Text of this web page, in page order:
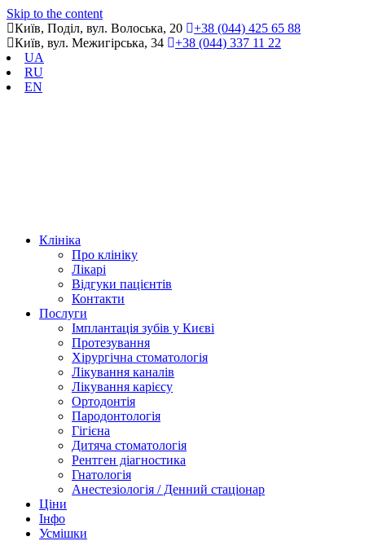
Skip to the content
Київ, Поділ, вул. Волоська, 20
+38 (044) 425 65 88
Київ, вул. Межигірська, 34
+38 (044) 337 11 22
UA
RU
EN
Клініка
Про клініку
Лікарі
Відгуки пацієнтів
Контакти
Послуги
Імплантація зубів у Києві
Протезування
Хірургічна стоматологія
Лікування каналів
Лікування карієсу
Ортодонтія
Пародонтологія
Гігієна
Дитяча стоматологія
Рентген діагностика
Гнатологія
Анестезіологія / Денний стаціонар
Ціни
Інфо
Усмішки